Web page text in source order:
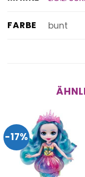
FARBE bunt
-17%